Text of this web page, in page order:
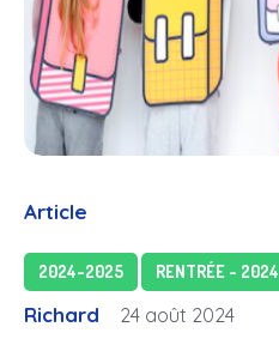
Article
2024-2025 RENTRÉE - 2024
Richard
24 août 2024